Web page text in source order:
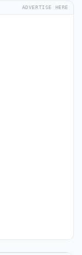
ADVERTISE HERE